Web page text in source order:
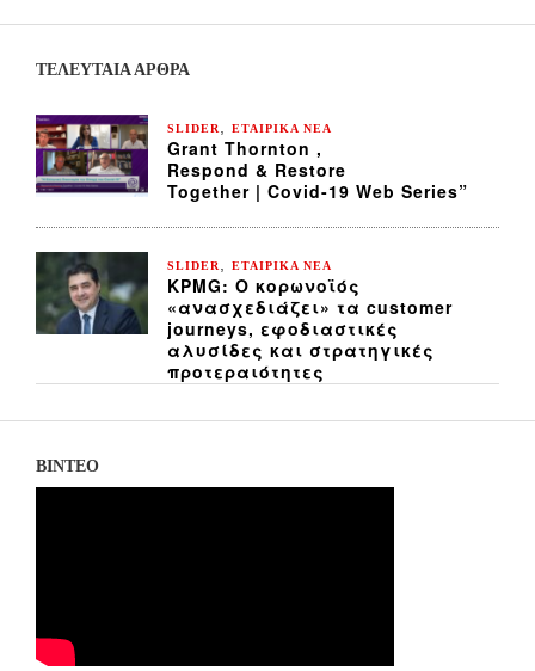
ΤΕΛΕΥΤΑΙΑ ΆΡΘΡΑ
SLIDER, ΕΤΑΙΡΙΚΑ ΝΕΑ
Grant Thornton ,
Respond & Restore
Together | Covid-19 Web Series”
SLIDER, ΕΤΑΙΡΙΚΑ ΝΕΑ
KPMG: Ο κορωνοϊός
«ανασχεδιάζει» τα customer
journeys, εφοδιαστικές
αλυσίδες και στρατηγικές
προτεραιότητες
ΒΙΝΤΕΟ